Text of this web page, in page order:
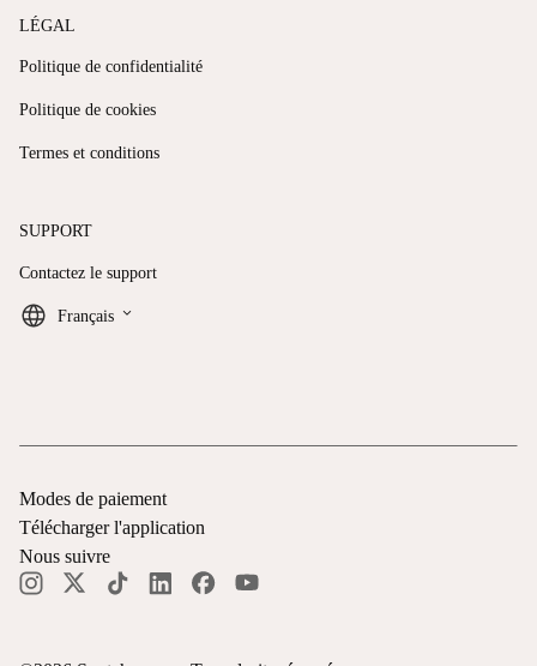
LÉGAL
Politique de confidentialité
Politique de cookies
Termes et conditions
SUPPORT
Contactez le support
Français keyboard_arrow_down
Modes de paiement
Télécharger l'application
Nous suivre